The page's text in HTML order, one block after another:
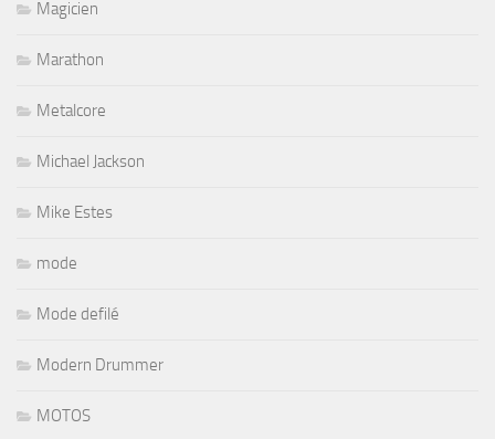
Magicien
Marathon
Metalcore
Michael Jackson
Mike Estes
mode
Mode defilé
Modern Drummer
MOTOS